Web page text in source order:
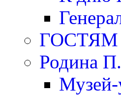
Родина
Музей-